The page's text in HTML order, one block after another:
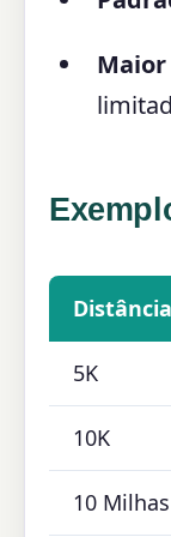
Maior
Distância
5K
10K
10 Milhas